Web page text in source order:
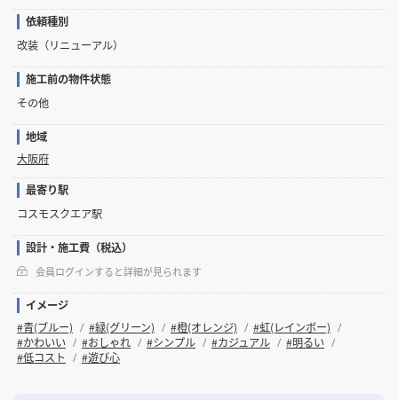
依頼種別
改装（リニューアル）
施工前の物件状態
その他
地域
大阪府
最寄り駅
コスモスクエア駅
設計・施工費（税込）
会員ログインすると詳細が見られます
イメージ
#青(ブルー)
#緑(グリーン) #橙(オレンジ)
#虹(レインボー)
#かわいい
#おしゃれ #シンプル #カジュアル
#明るい
#低コスト
#遊び心